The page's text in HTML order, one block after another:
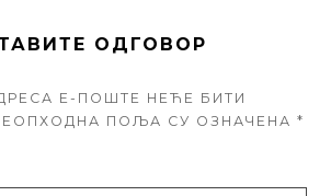
ОДГОВОР
Е-ПОШТЕ НЕЋЕ БИТИ
ПОЉА СУ ОЗНАЧЕНА *